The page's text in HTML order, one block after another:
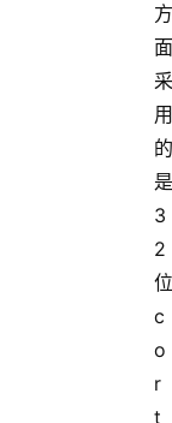
方
面
采
用
的
是
3
2
位
c
o
r
t